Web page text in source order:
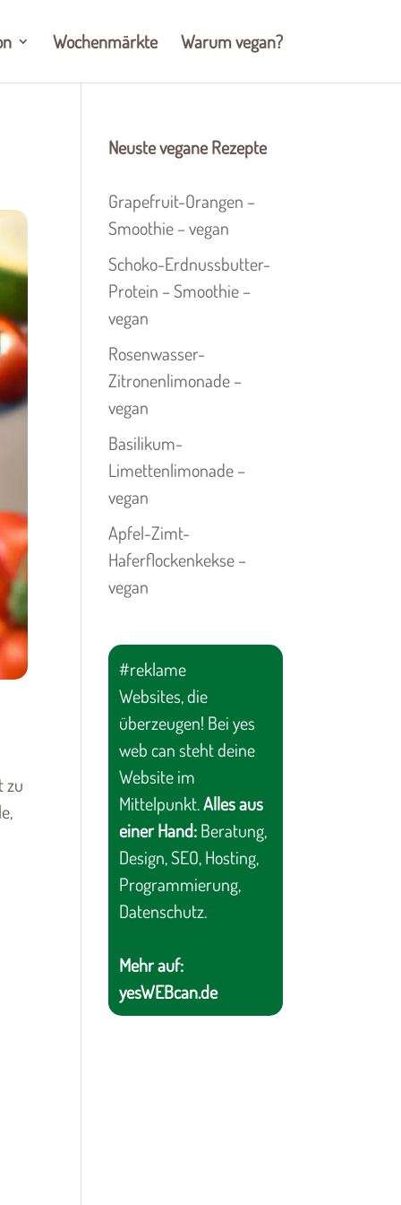
Wochenmärkte Warum vegan?
zu
Neuste vegane Rezepte
Grapefruit-Orangen –
Smoothie – vegan
Schoko-Erdnussbutter-
Protein – Smoothie –
vegan
Rosenwasser-
Zitronenlimonade –
vegan
Basilikum-
Limettenlimonade –
vegan
Apfel-Zimt-
Haferflockenkekse –
vegan
#reklame
Websites, die
überzeugen! Bei yes
web can steht deine
Website im
Mittelpunkt.Alles aus
einer Hand:Beratung,
Design, SEO, Hosting,
Programmierung,
Datenschutz.
Mehr auf:
yesWEBcan.de